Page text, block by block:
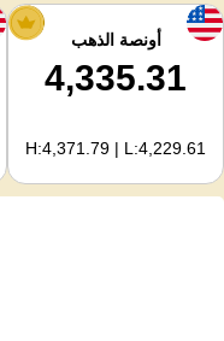
أونصة الذهب
4,335.31
H:4,371.79 | L:4,229.61